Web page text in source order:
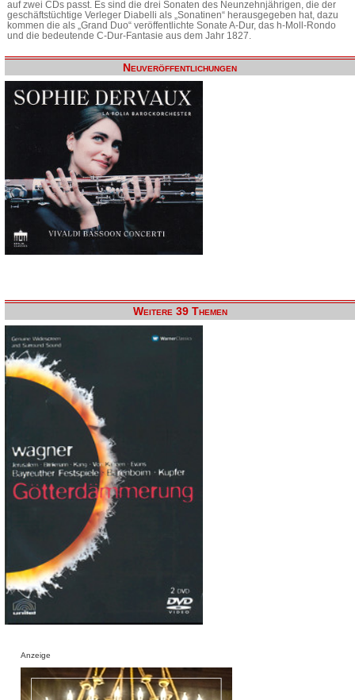
auf zwei CDs passt. Es sind die drei Sonaten des Neunzehnjährigen, die der
geschäftstüchtige Verleger Diabelli als „Sonatinen“ herausgegeben hat, dazu
kommen die als „Grand Duo“ veröffentlichte Sonate A-Dur, das h-Moll-Rondo
und die bedeutende C-Dur-Fantasie aus dem Jahr 1827.
Neuveröffentlichungen
Weitere 39 Themen
Anzeige